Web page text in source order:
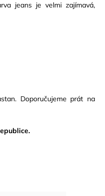
jeans je velmi zajímavá,
Doporučujeme prát na